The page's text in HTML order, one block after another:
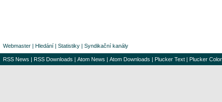
Webmaster | Hledání | Statistiky | Syndikační kanály
RSS News | RSS Downloads | Atom News | Atom Downloads | Plucker Text | Plucker Color